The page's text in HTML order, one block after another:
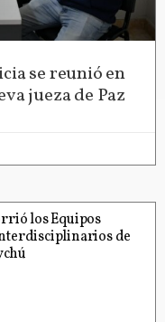
se reunió en
jueza de Paz
los Equipos
de